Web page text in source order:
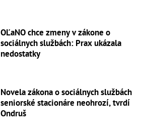
OĽaNO chce zmeny v zákone o
sociálnych službách: Prax ukázala
nedostatky
Novela zákona o sociálnych službách
seniorské stacionáre neohrozí, tvrdí
Ondruš